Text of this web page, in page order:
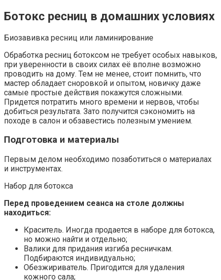
Ботокс ресниц в домашних условиях
Биозавивка ресниц или ламинирование
Обработка ресниц ботоксом не требует особых навыков,
при уверенности в своих силах её вполне возможно
проводить на дому. Тем не менее, стоит помнить, что
мастер обладает сноровкой и опытом, новичку даже
самые простые действия покажутся сложными.
Придется потратить много времени и нервов, чтобы
добиться результата. Зато получится сэкономить на
походе в салон и обзавестись полезным умением.
Подготовка и материалы
Первым делом необходимо позаботиться о материалах
и инструментах.
Набор для ботокса
Перед проведением сеанса на столе должны
находиться:
Краситель. Иногда продается в наборе для ботокса,
но можно найти и отдельно;
Валики для придания изгиба ресничкам.
Подбираются индивидуально;
Обезжириватель. Пригодится для удаления
кожного сала;